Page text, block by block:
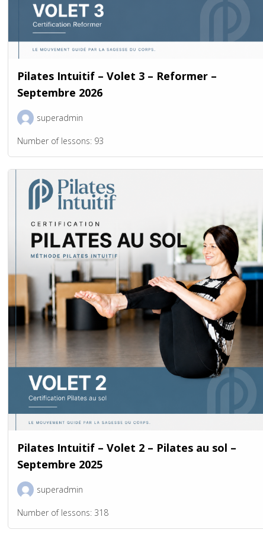
Pilates Intuitif – Volet 3 – Reformer –
Septembre 2026
superadmin
Number of lessons: 93
Pilates Intuitif – Volet 2 – Pilates au sol –
Septembre 2025
superadmin
Number of lessons: 318